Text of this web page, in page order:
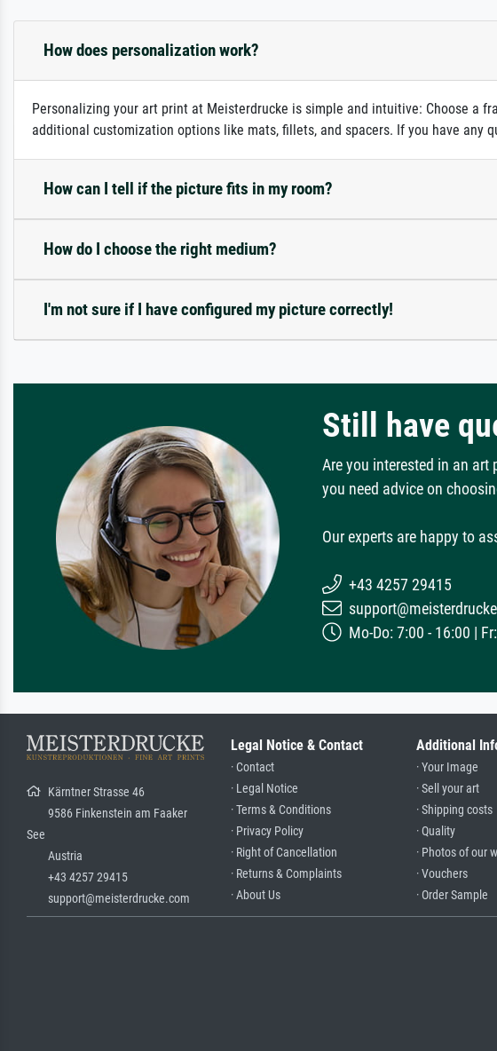
How does personalization work?
Personalizing your art print at Meisterdrucke is simple and intuitive: Choose a
additional customization options like mats, fillets, and spacers. If you have any
How can I tell if the picture fits in my room?
How do I choose the right medium?
I'm not sure if I have configured my picture correctly!
Still have
Are you interested in an
you need advice on
Our experts are happy to
+43 4257 29415
Mo-Do: 7:00 - 16:00 |
Kärntner Strasse 46
9586 Finkenstein am Faaker
See
Austria
+43 4257 29415
support@meisterdrucke.com
Legal Notice & Contact
· Contact
· Legal Notice
· Terms & Conditions
· Privacy Policy
· Right of Cancellation
· Returns & Complaints
· About Us
Additional
· Your Image
· Sell your art
· Shipping costs
· Quality
· Photos of our
· Vouchers
· Order Sample